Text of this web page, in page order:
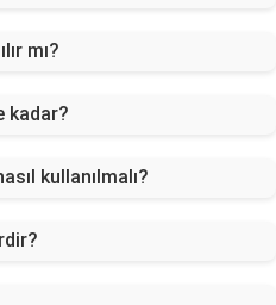
mı?
kadar?
kullanılmalı?